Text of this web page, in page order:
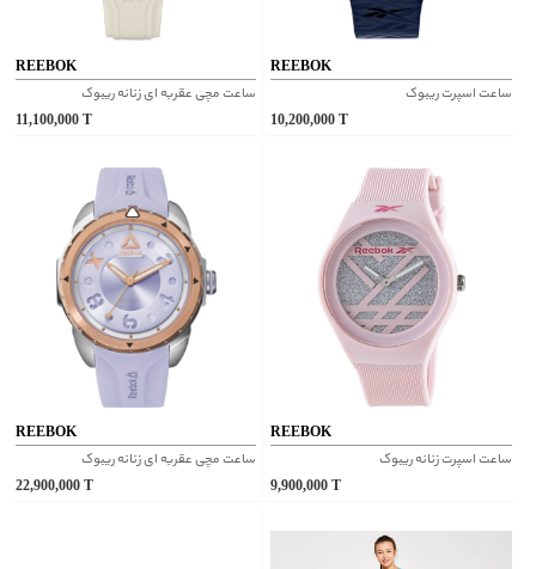
REEBOK
ساعت مچی عقربه ای زنانه ریبوک
11,100,000
REEBOK
ساعت اسپرت ریبوک
10,200,000
REEBOK
ساعت مچی عقربه ای زنانه ریبوک
22,900,000
REEBOK
ساعت اسپرت زنانه ریبوک
9,900,000